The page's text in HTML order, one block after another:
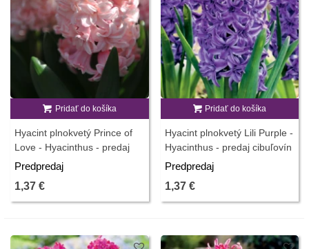
Pridať do košíka
Hyacint plnokvetý Prince of
Love - Hyacinthus - predaj
cibuľovín - 1 ks
Predpredaj
1,37 €
Pridať do košíka
Hyacint plnokvetý Lili Purple -
Hyacinthus - predaj cibuľovín
- 1 ks
Predpredaj
1,37 €